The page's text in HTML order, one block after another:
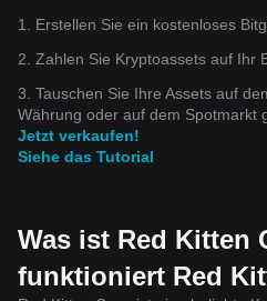
1. Erstellen Sie ein kostenloses
2. Zahlen Sie Kryptoassets auf Ihr
3. Tauschen Sie Ihre Assets auf
Währung oder auf dem Spotmarkt
Jetzt verkaufen!
Siehe das Tutorial
Was ist Red Kitten
funktioniert Red